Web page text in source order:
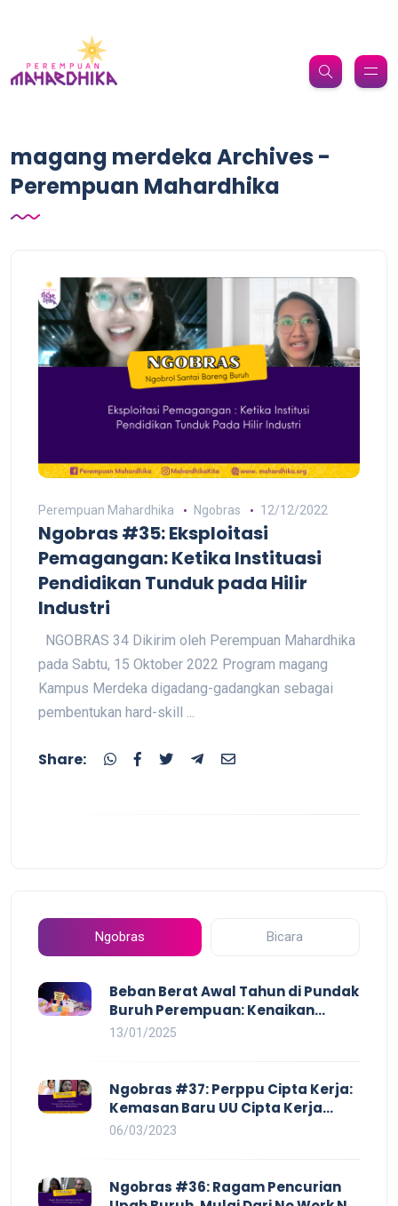
magang merdeka Archives -
Perempuan Mahardhika
Perempuan Mahardhika Ngobras 12/12/2022
Ngobras #35: Eksploitasi
Pemagangan: Ketika Instituasi
Pendidikan Tunduk pada Hilir
Industri
NGOBRAS 34 Dikirim oleh Perempuan Mahardhika
pada Sabtu, 15 Oktober 2022 Program magang
Kampus Merdeka digadang-gadangkan sebagai
pembentukan hard-skill ...
Share:
Ngobras Bicara
Beban Berat Awal Tahun di Pundak
Buruh Perempuan: Kenaikan
Harga yang Mencekik, Ancaman
13/01/2025
Ngobras #37: Perppu Cipta Kerja:
Kemasan Baru UU Cipta Kerja
yang Semakin Merugikan Buruh
06/03/2023
Ngobras #36: Ragam Pencurian